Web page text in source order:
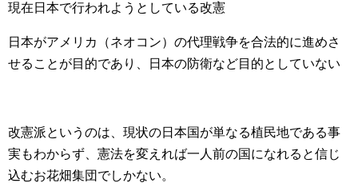
現在日本で行われようとしている改憲
日本がアメリカ（ネオコン）の代理戦争を合法的に進めさ
せることが目的であり、日本の防衛など目的としていない
改憲派というのは、現状の日本国が単なる植民地である事
実もわからず、憲法を変えれば一人前の国になれると信じ
込むお花畑集団でしかない。